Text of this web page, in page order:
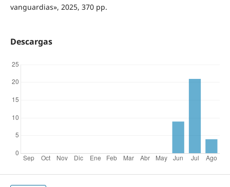
vanguardias», 2025, 370 pp.
Descargas